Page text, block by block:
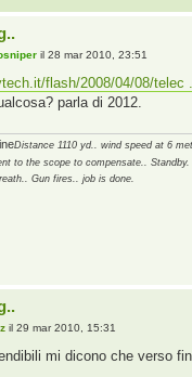
il 28 mar 2010, 23:51
flash/2008/04/08/telec
parla di 2012.
Distance 1110 yd.. wind speed at 6
to the scope to compensate.. Standby.
Gun fires.. job is done.
il 29 mar 2010, 15:31
mi dicono che verso